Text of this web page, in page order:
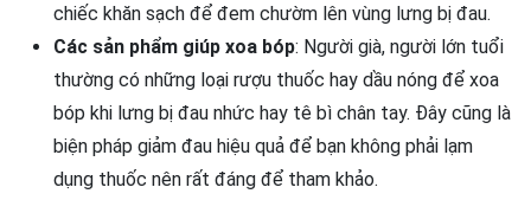
chiếc khăn sạch để đem chườm lên vùng lưng bị đau.
Các sản phẩm giúp xoa bóp: Người già, người lớn tuổi
thường có những loại rượu thuốc hay dầu nóng để xoa
bóp khi lưng bị đau nhức hay tê bì chân tay. Đây cũng là
biện pháp giảm đau hiệu quả để bạn không phải lạm
dụng thuốc nên rất đáng để tham khảo.